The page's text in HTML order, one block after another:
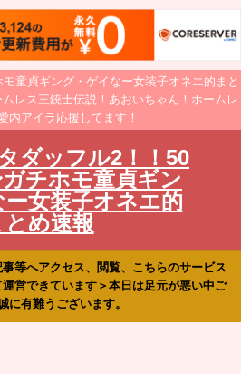
童貞ギング・ゲイなー女装子オネエ的まと
レス三銃士伝説！あおいちゃん！ホームレ
内アイラ応援してます！
ダッフル2！！50
チホモ童貞ギン
女装子オネエ的
とめ速報
等へアクセス、閲覧、こちらのサービス
営できています＞本日は足元が悪い中ご
に有難うございます。